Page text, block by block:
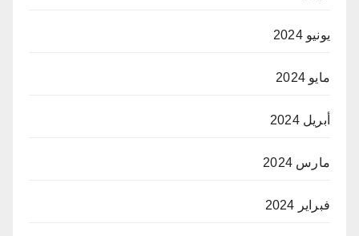
يونيو 2024
مايو 2024
أبريل 2024
مارس 2024
فبراير 2024